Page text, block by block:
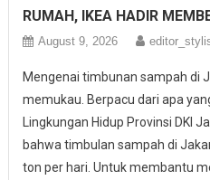
RUMAH, IKEA HADIR
August 9, 2026
Mengenai timbunan sampah di
memukau. Berpacu dari apa
Lingkungan Hidup Provinsi DKI
bahwa timbulan sampah di
ton per hari. Untuk membantu